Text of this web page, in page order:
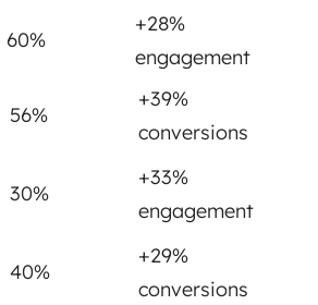
60%
+28%
engagement
56%
+39%
conversions
30%
+33%
engagement
40%
+29%
conversions